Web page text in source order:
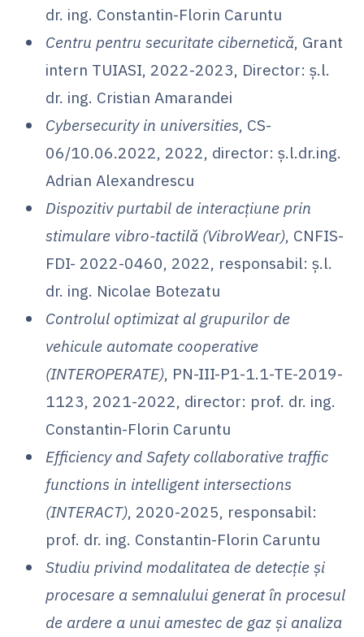
dr. ing. Constantin-Florin Caruntu
Centru pentru securitate cibernetică, Grant
intern TUIASI, 2022-2023, Director: ș.l.
dr. ing. Cristian Amarandei
Cybersecurity in universities, CS-
06/10.06.2022, 2022, director: ș.l.dr.ing.
Adrian Alexandrescu
Dispozitiv purtabil de interacțiune prin
stimulare vibro-tactilă (VibroWear), CNFIS-
FDI- 2022-0460, 2022, responsabil: ș.l.
dr. ing. Nicolae Botezatu
Controlul optimizat al grupurilor de
vehicule automate cooperative
(INTEROPERATE), PN-III-P1-1.1-TE-2019-
1123, 2021-2022, director: prof. dr. ing.
Constantin-Florin Caruntu
Efficiency and Safety collaborative traffic
functions in intelligent intersections
(INTERACT), 2020-2025, responsabil:
prof. dr. ing. Constantin-Florin Caruntu
Studiu privind modalitatea de detecție și
procesare a semnalului generat în procesul
de ardere a unui amestec de gaz și analiza